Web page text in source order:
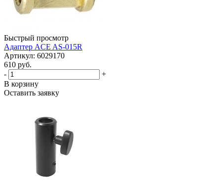
Быстрый просмотр
Адаптер ACE AS-015R
Артикул: 6029170
610 руб.
-
+
В корзину
Оставить заявку